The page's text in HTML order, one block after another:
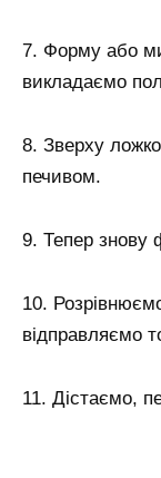
7. Форму або
викладаємо
8. Зверху
печивом.
9. Тепер знову
10.
відправляємо
11. Дістаємо,